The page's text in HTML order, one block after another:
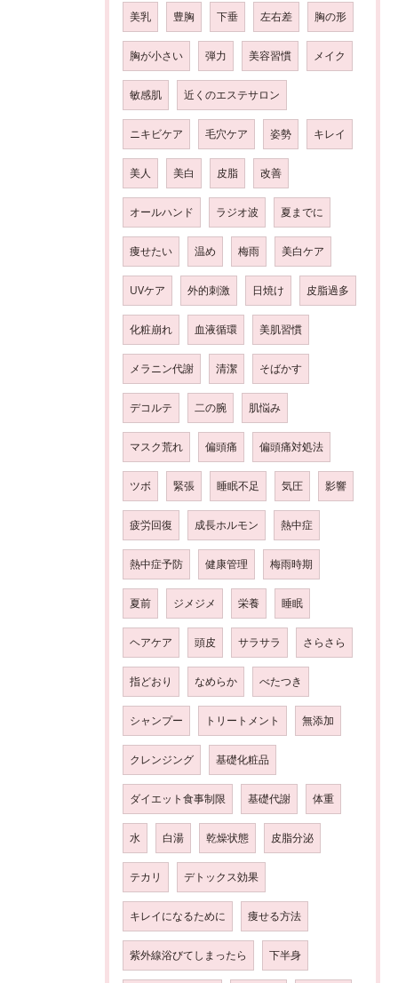
美乳 豊胸 下垂 左右差 胸の形
胸が小さい 弾力 美容習慣 メイク
敏感肌 近くのエステサロン
ニキビケア 毛穴ケア 姿勢 キレイ
美人 美白 皮脂 改善
オールハンド ラジオ波 夏までに
痩せたい 温め 梅雨 美白ケア
UVケア 外的刺激 日焼け 皮脂過多
化粧崩れ 血液循環 美肌習慣
メラニン代謝 清潔 そばかす
デコルテ 二の腕 肌悩み
マスク荒れ 偏頭痛 偏頭痛対処法
ツボ 緊張 睡眠不足 気圧 影響
疲労回復 成長ホルモン 熱中症
熱中症予防 健康管理 梅雨時期
夏前 ジメジメ 栄養 睡眠
ヘアケア 頭皮 サラサラ さらさら
指どおり なめらか べたつき
シャンプー トリートメント 無添加
クレンジング 基礎化粧品
ダイエット食事制限 基礎代謝 体重
水 白湯 乾燥状態 皮脂分泌
テカリ デトックス効果
キレイになるために 痩せる方法
紫外線浴びてしまったら 下半身